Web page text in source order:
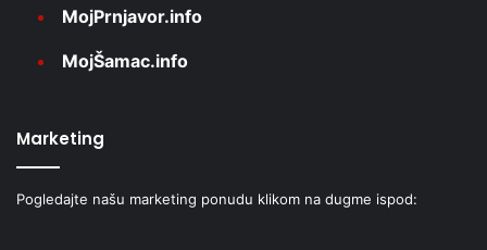
MojPrnjavor.info
MojŠamac.info
Marketing
Pogledajte našu marketing ponudu klikom na dugme ispod: